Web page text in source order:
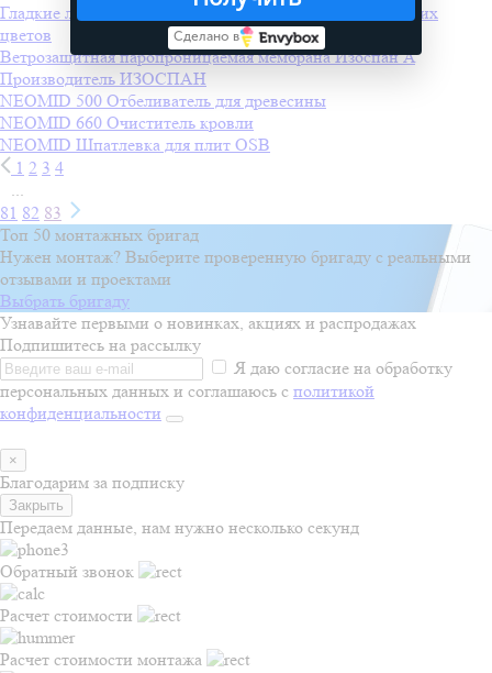
Гладкие листы 0,5 мм
Производитель Покрофф
+1 других
цветов
Ветрозащитная паропроницаемая мембрана Изоспан A
Производитель ИЗОСПАН
NEOMID 500 Отбеливатель для древесины
NEOMID 660 Очиститель кровли
NEOMID Шпатлевка для плит OSB
1 2 3 4
...
81 82 83
Топ 50 монтажных бригад
Нужен монтаж? Выберите проверенную бригаду с реальными
отзывами и проектами
Выбрать бригаду
Узнавайте первыми о новинках, акциях и распродажах
Подпишитесь на рассылку
Я даю согласие на обработку
персональных данных и соглашаюсь с политикой
конфиденциальности
×
Благодарим за подписку
Закрыть
Передаем данные, нам нужно несколько секунд
Обратный звонок
Расчет стоимости
Расчет стоимости монтажа
Сделано в